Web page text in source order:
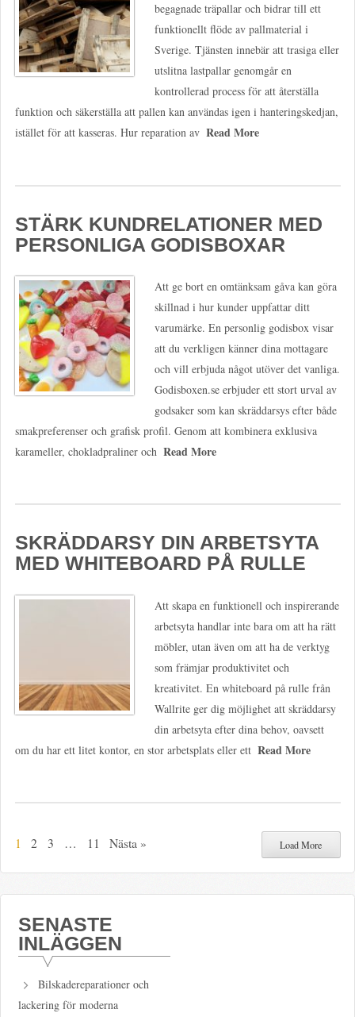
begagnade träpallar och bidrar till ett
funktionellt flöde av pallmaterial i
Sverige. Tjänsten innebär att trasiga eller
utslitna lastpallar genomgår en
kontrollerad process för att återställa
funktion och säkerställa att pallen kan användas igen i hanteringskedjan,
istället för att kasseras. Hur reparation av Read More
STÄRK KUNDRELATIONER MED
PERSONLIGA GODISBOXAR
Att ge bort en omtänksam gåva kan göra
skillnad i hur kunder uppfattar ditt
varumärke. En personlig godisbox visar
att du verkligen känner dina mottagare
och vill erbjuda något utöver det vanliga.
Godisboxen.se erbjuder ett stort urval av
godsaker som kan skräddarsys efter både
smakpreferenser och grafisk profil. Genom att kombinera exklusiva
karameller, chokladpraliner och Read More
SKRÄDDARSY DIN ARBETSYTA
MED WHITEBOARD PÅ RULLE
Att skapa en funktionell och inspirerande
arbetsyta handlar inte bara om att ha rätt
möbler, utan även om att ha de verktyg
som främjar produktivitet och
kreativitet. En whiteboard på rulle från
Wallrite ger dig möjlighet att skräddarsy
din arbetsyta efter dina behov, oavsett
om du har ett litet kontor, en stor arbetsplats eller ett Read More
1 2 3 … 11 Nästa » Load More
SENASTE
INLÄGGEN
Bilskadereparationer och
lackering för moderna